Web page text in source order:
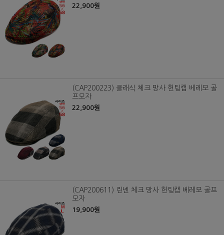
22,900원
(CAP200223) 클래식 체크 망사 헌팅캡 베레모 골
프모자
22,900원
(CAP200611) 린넨 체크 망사 헌팅캡 베레모 골프
모자
19,900원